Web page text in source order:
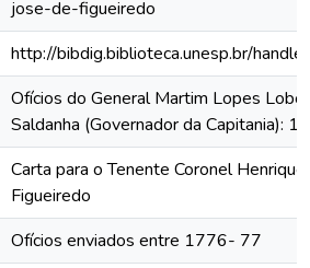
jose-de-figueiredo
http://bibdig.biblioteca.unesp.br/
Ofícios do General Martim Lopes Lobo
Saldanha (Governador da Capitania):
Carta para o Tenente Coronel
Figueiredo
Ofícios enviados entre 1776- 77